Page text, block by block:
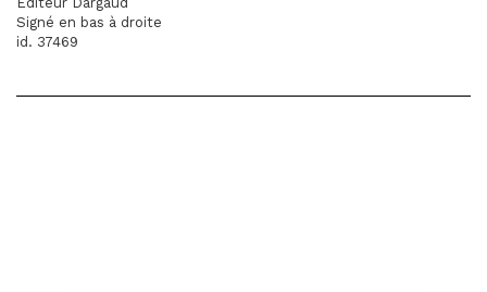
Signé en bas à droite
id. 37469